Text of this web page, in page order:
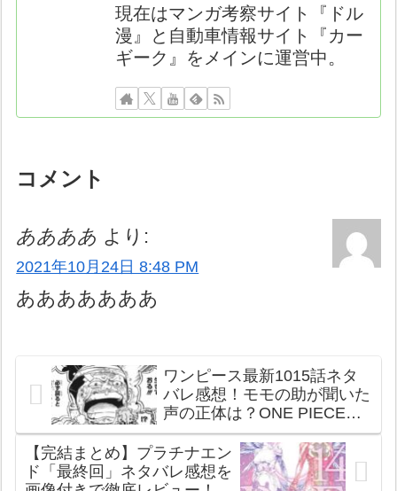
現在はマンガ考察サイト『ドル
漫』と自動車情報サイト『カー
ギーク』をメインに運営中。
コメント
ああああ より:
2021年10月24日 8:48 PM
あああああああ
ワンピース最新1015話ネタ
バレ感想！モモの助が聞いた
声の正体は？ONE PIECE最
新1016話予想
【完結まとめ】プラチナエン
ド「最終回」ネタバレ感想を